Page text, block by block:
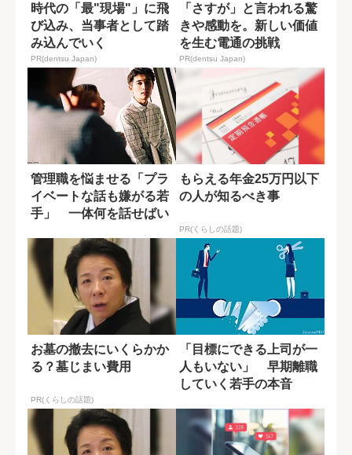
時代の「最"現場"」に飛
び込み、当事者として踏
み込んでいく
PR(dentsu Japan)
「さすが」と言われる驚
きや感動を。新しい価値
を生む電通の挑戦
PR(dentsu Japan)
管理職を悩ませる「プラ
イベートな話も嫌がる若
手」 一体何を話せばい
もらえる年金25万円以下
の人が知るべき事
PR(くらしの話題)
お墓の撤去にいくらかか
る？墓じまい費用
PR(くらしの話題)
「目標にできる上司が一
人もいない」 早期離職
していく若手の本音